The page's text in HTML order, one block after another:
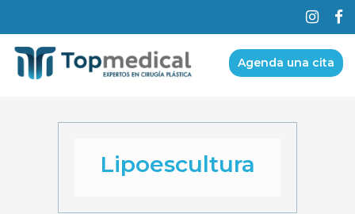
Agenda una cita
Lipoescultura